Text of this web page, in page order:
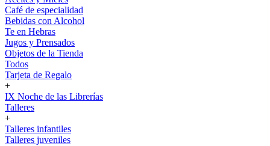
Café de especialidad
Bebidas con Alcohol
Te en Hebras
Jugos y Prensados
Objetos de la Tienda
Todos
Tarjeta de Regalo
+
IX Noche de las Librerías
Talleres
+
Talleres infantiles
Talleres juveniles